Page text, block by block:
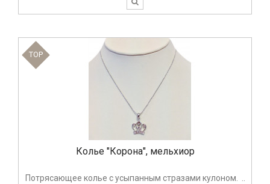
TOP
Колье "Корона", мельхиор
Потрясающее колье с усыпанным стразами кулоном. ..